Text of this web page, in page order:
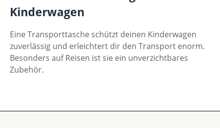
Kinderwagen
Eine Transporttasche schützt deinen Kinderwagen
zuverlässig und erleichtert dir den Transport enorm.
Besonders auf Reisen ist sie ein unverzichtbares
Zubehör.